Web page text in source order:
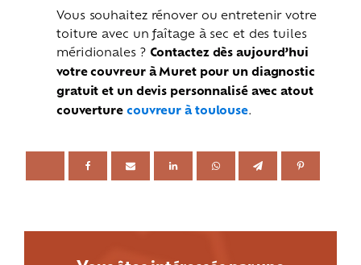
Vous souhaitez rénover ou entretenir votre
toiture avec un faîtage à sec et des tuiles
méridionales ? Contactez dès aujourd’hui
votre couvreur à Muret pour un diagnostic
gratuit et un devis personnalisé avec atout
couverture couvreur à toulouse.